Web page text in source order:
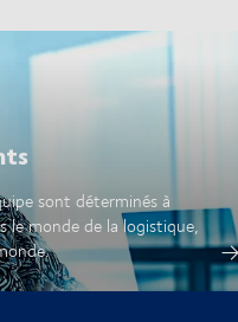
sont déterminés à
le monde de la logistique,